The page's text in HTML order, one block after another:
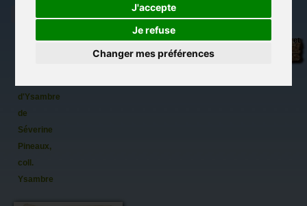
J'accepte
Je refuse
Changer mes préférences
Librairie des
Carterie
originale
Activités
détente et jeux
Objets déco et
d'Ysambre
de
Séverine
Pineaux,
coll.
Ysambre